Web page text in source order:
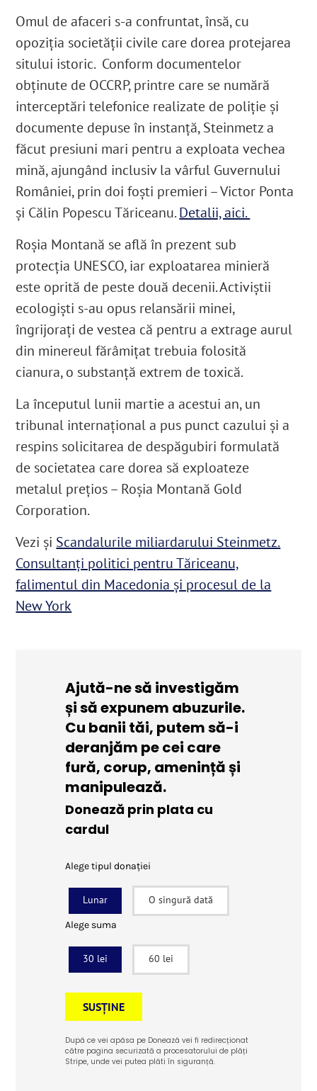
Omul de afaceri s-a confruntat, însă, cu
opoziția societății civile care dorea protejarea
sitului istoric. Conform documentelor
obținute de OCCRP, printre care se numără
interceptări telefonice realizate de poliție și
documente depuse în instanță, Steinmetz a
făcut presiuni mari pentru a exploata vechea
mină, ajungând inclusiv la vârful Guvernului
României, prin doi foști premieri – Victor Ponta
și Călin Popescu Tăriceanu.Detalii, aici.
Roșia Montană se află în prezent sub
protecția UNESCO, iar exploatarea minieră
este oprită de peste două decenii. Activiștii
ecologiști s-au opus relansării minei,
îngrijorați de vestea că pentru a extrage aurul
din minereul fărâmițat trebuia folosită
cianura, o substanță extrem de toxică.
La începutul lunii martie a acestui an, un
tribunal internațional a pus punct cazului și a
respins solicitarea de despăgubiri formulată
de societatea care dorea să exploateze
metalul prețios – Roșia Montană Gold
Corporation.
Vezi și Scandalurile miliardarului Steinmetz.
Consultanți politici pentru Tăriceanu,
falimentul din Macedonia și procesul de la
New York
Ajută-ne să investigăm
și să expunem abuzurile.
Cu banii tăi, putem să-i
deranjăm pe cei care
fură, corup, amenință și
manipulează.
Donează prin plata cu
cardul
Alege tipul donației
Lunar O singură dată
Alege suma
30 lei 60 lei
SUSȚINE
După ce vei apăsa pe Donează vei fi redirecționat
către pagina securizată a procesatorului de plăți
Stripe, unde vei putea plăti în siguranță.